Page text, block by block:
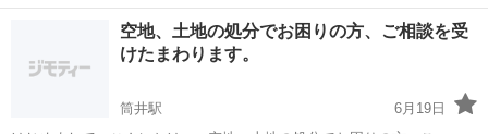
取りも頑張ります。出張見積り承ります。 買取最低保証 軽自動車
20000円 乗用車 40000円
その他 買取
空地、土地の処分でお困りの方、ご相談を受
けたまわります。
筒井駅
6月19日